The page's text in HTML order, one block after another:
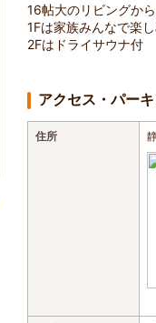
16帖大のリビングか
1Fは家族みんなで楽
2Fはドライサウナ付
アクセス・パー
住所